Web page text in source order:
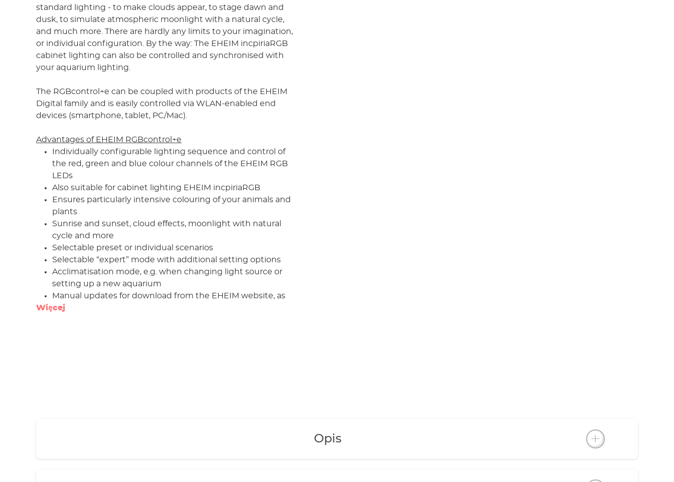
standard lighting - to make clouds appear, to stage dawn and
dusk, to simulate atmospheric moonlight with a natural cycle,
and much more. There are hardly any limits to your imagination,
or individual configuration. By the way: The EHEIM incpiriaRGB
cabinet lighting can also be controlled and synchronised with
your aquarium lighting.
The RGBcontrol+e can be coupled with products of the EHEIM
Digital family and is easily controlled via WLAN-enabled end
devices (smartphone, tablet, PC/Mac).
Advantages of EHEIM RGBcontrol+e
Individually configurable lighting sequence and control of
the red, green and blue colour channels of the EHEIM RGB
LEDs
Also suitable for cabinet lighting EHEIM incpiriaRGB
Ensures particularly intensive colouring of your animals and
plants
Sunrise and sunset, cloud effects, moonlight with natural
cycle and more
Selectable preset or individual scenarios
Selectable “expert” mode with additional setting options
Acclimatisation mode, e.g. when changing light source or
setting up a new aquarium
Manual updates for download from the EHEIM website, as
well as automatic updates with an internet connection.
Więcej
Opis